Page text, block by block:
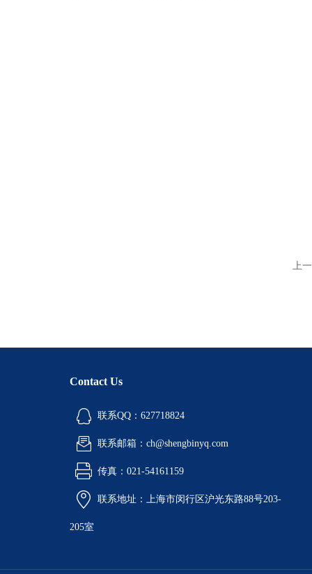
上
Contact Us
联系QQ：627718824
联系邮箱：ch@shengbinyq.com
传真：021-54161159
联系地址：上海市闵行区沪光东路88号203-
205室